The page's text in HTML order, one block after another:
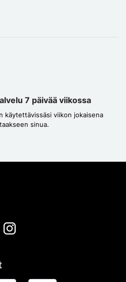
7 päivää viikossa
käytettävissäsi viikon jokaisena
sinua.
Instagram